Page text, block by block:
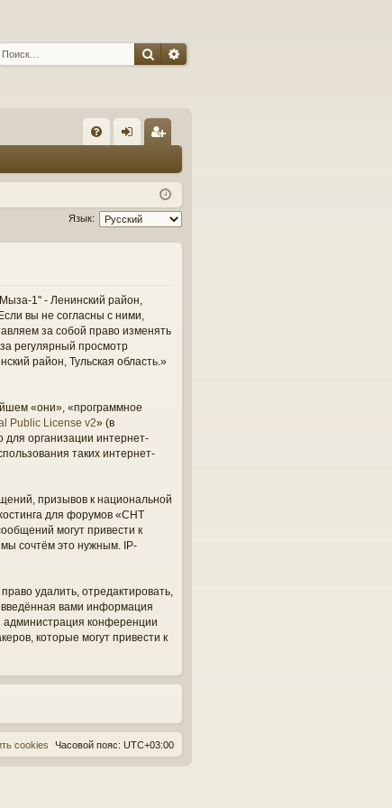
ПоискРасширенный поиск
Q д ис
тр
ац
Язык:
1" - Ленинский район,
вы не согласны с ними,
за собой право изменять
регулярный просмотр
район, Тульская область.»
«они», «программное
Public License v2» (в
для организации интернет-
таких интернет-
призывов к национальной
для форумов «СНТ
могут привести к
сочтём это нужным. IP-
удалить, отредактировать,
введённая вами информация
администрация конференции
которые могут привести к
Часовой пояс: UTC+03:00
cookies